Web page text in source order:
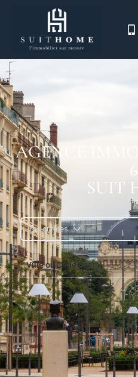
AGENCE
6
SUIT
Vos critères